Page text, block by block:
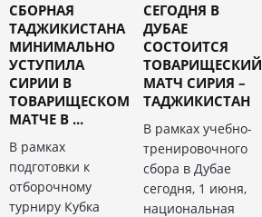
СБОРНАЯ
ТАДЖИКИСТАНА
МИНИМАЛЬНО
УСТУПИЛА
СИРИИ В
ТОВАРИЩЕСКОМ
МАТЧЕ В ...
В рамках
подготовки к
отборочному
турниру Кубка
СЕГОДНЯ В
ДУБАЕ
СОСТОИТСЯ
ТОВАРИЩЕСКИЙ
МАТЧ СИРИЯ –
ТАДЖИКИСТАН
В рамках учебно-
тренировочного
сбора в Дубае
сегодня, 1 июня,
национальная